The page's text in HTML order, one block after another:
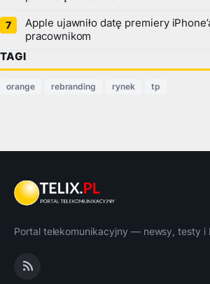
Apple ujawniło datę premiery
pracownikom
TAGI
orange rebranding rynek tp
Portal telekomunikacyjny — newsy, testy i